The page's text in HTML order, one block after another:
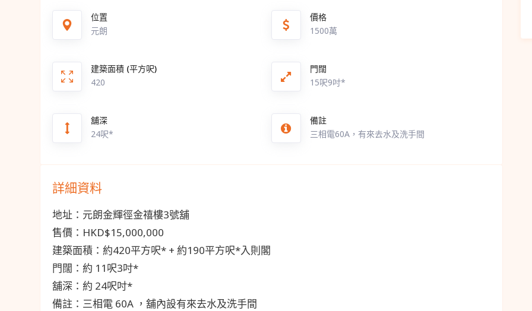
位置
元朗
價格
1500萬
建築面積 (平方呎)
420
門闊
15呎9吋*
舖深
24呎*
備註
三相電60A，有來去水及洗手間
詳細資料
地址：元朗金輝徑金禧樓3號舖
售價：HKD$15,000,000
建築面積：約420平方呎* + 約190平方呎*入則閣
門闊：約 11呎3吋*
舖深：約 24呎吋*
備註：三相電 60A ，舖內設有來去水及洗手間